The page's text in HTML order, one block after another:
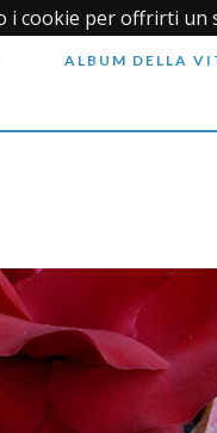
i cookie per offrirti un
ALBUM DELLA